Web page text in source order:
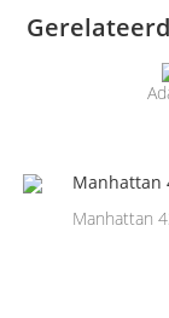
Manhattan